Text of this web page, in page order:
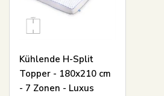
Kühlende H-Split
Topper - 180x210 cm
- 7 Zonen - Luxus